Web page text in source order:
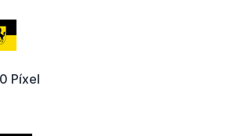
Píxel